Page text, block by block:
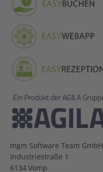
mgm Software Team GmbH
Industriestraße 1
6134 Vomp